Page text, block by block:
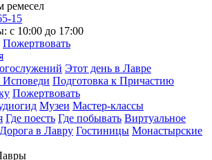
ремесел
15
с 10:00 до 17:00
Пожертвовать
Этот день в Лавре
Исповеди Подготовка к Причастию
Пожертвовать
Музеи Мастер-классы
Где поесть Где побывать Виртуальное
Дорога в Лавру Гостиницы Монастырские